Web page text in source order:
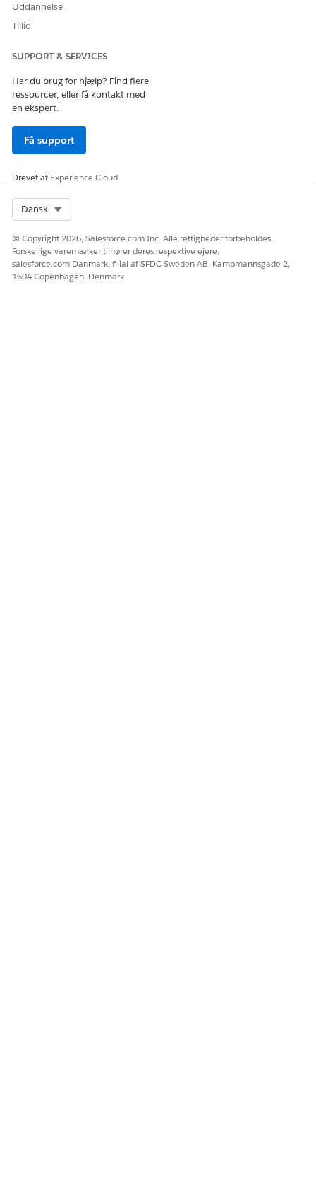
Uddannelse
Tillid
SUPPORT & SERVICES
Har du brug for hjælp? Find flere
ressourcer, eller få kontakt med
en ekspert.
Få support
Drevet afExperience Cloud
Dansk
© Copyright 2026, Salesforce.com Inc. Alle rettigheder forbeholdes.
Forskellige varemærker tilhører deres respektive ejere.
salesforce.com Danmark, filial af SFDC Sweden AB. Kampmannsgade 2,
1604 Copenhagen, Denmark